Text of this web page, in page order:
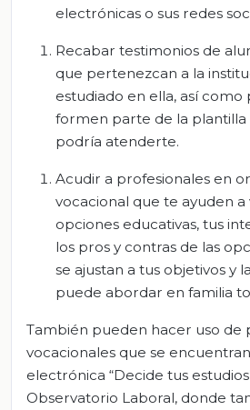
electrónicas o sus redes
Recabar testimonios de
que pertenezcan a la
estudiado en ella, así como
formen parte de la
podría atenderte.
Acudir a profesionales en
vocacional que te ayuden a
opciones educativas, tus
los pros y contras de las
se ajustan a tus objetivos y
puede abordar en familia
También pueden hacer uso de
vocacionales que se
electrónica “Decide tus
Observatorio Laboral, donde